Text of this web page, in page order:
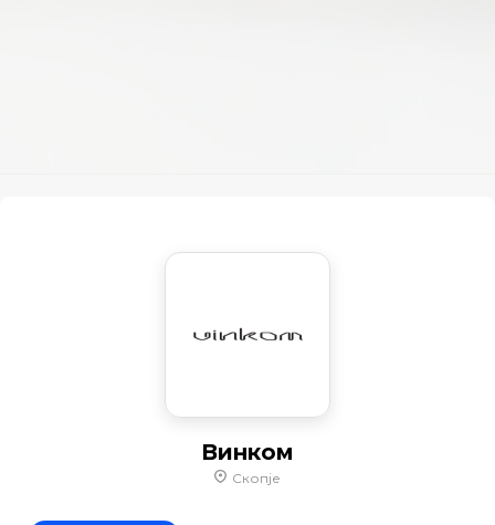
Винком
Скопје